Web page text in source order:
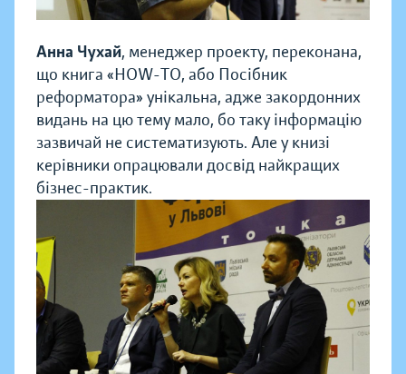
Анна Чухай, менеджер проекту, переконана,
що книга «HOW-TO, або Посібник
реформатора» унікальна, адже закордонних
видань на цю тему мало, бо таку інформацію
зазвичай не систематизують. Але у книзі
керівники опрацювали досвід найкращих
бізнес-практик.